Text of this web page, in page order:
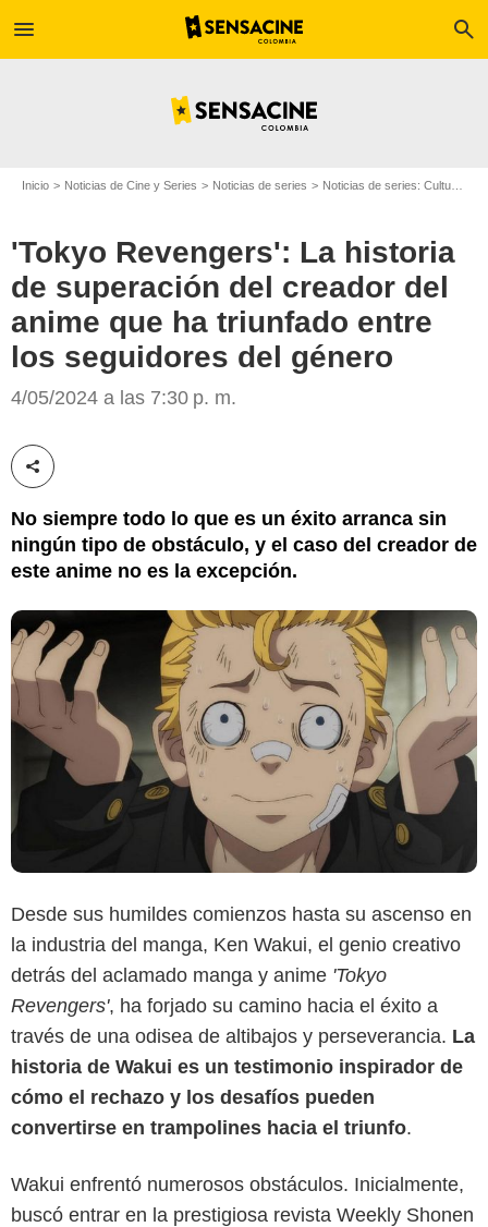
menu search
Inicio Noticias de Cine y Series Noticias de series Noticias de series: Cultura Series
'Tokyo Revengers': La historia
de superación del creador del
anime que ha triunfado entre
los seguidores del género
4/05/2024 a las 7:30 p. m.
Compartir esta noticia
No siempre todo lo que es un éxito arranca sin
ningún tipo de obstáculo, y el caso del creador de
este anime no es la excepción.
Crunchyroll
Desde sus humildes comienzos hasta su ascenso en
la industria del manga, Ken Wakui, el genio creativo
detrás del aclamado manga y anime 'Tokyo
Revengers', ha forjado su camino hacia el éxito a
través de una odisea de altibajos y perseverancia. La
historia de Wakui es un testimonio inspirador de
cómo el rechazo y los desafíos pueden
convertirse en trampolines hacia el triunfo.
Wakui enfrentó numerosos obstáculos. Inicialmente,
buscó entrar en la prestigiosa revista Weekly Shonen